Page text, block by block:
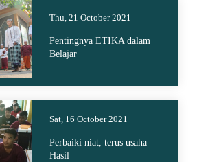
Thu, 21 October 2021
Pentingnya ETIKA dalam
Belajar
Sat, 16 October 2021
Perbaiki niat, terus usaha =
Hasil